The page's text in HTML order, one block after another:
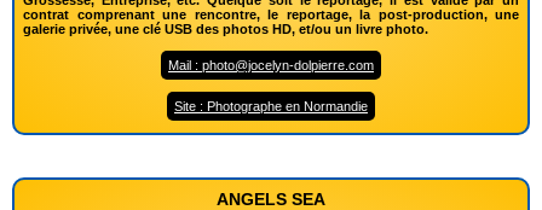
contrat comprenant une rencontre, le reportage, la post-production, une
galerie privée, une clé USB des photos HD, et/ou un livre photo.
Mail : photo@jocelyn-dolpierre.com
Site : Photographe en Normandie
ANGELS SEA